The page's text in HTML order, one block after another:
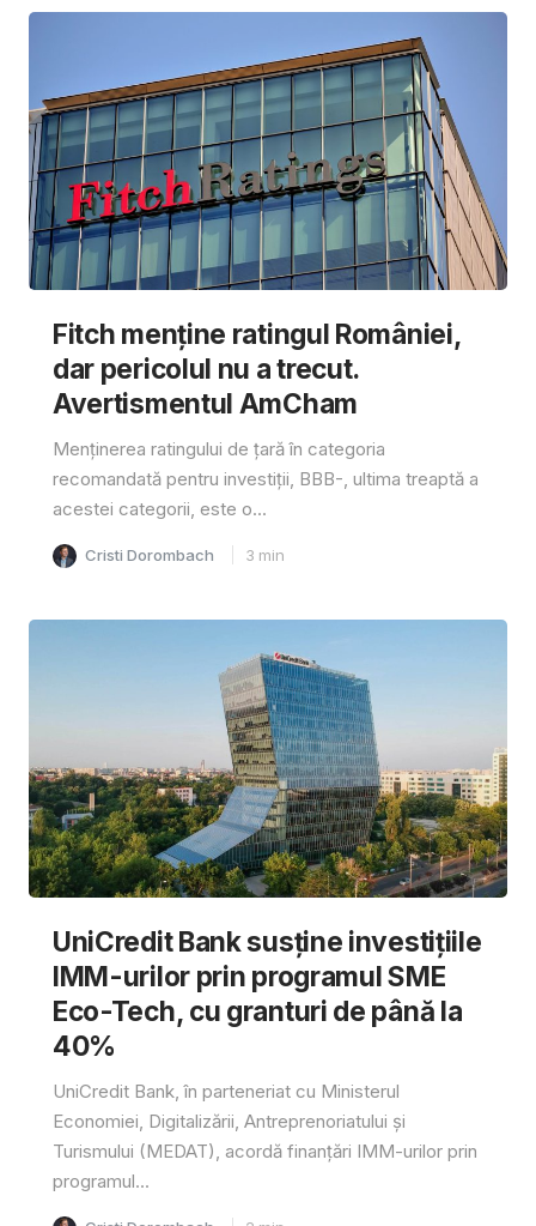
Fitch menține ratingul României,
dar pericolul nu a trecut.
Avertismentul AmCham
Menținerea ratingului de țară în categoria
recomandată pentru investiții, BBB-, ultima treaptă a
acestei categorii, este o...
Cristi Dorombach 3 min
UniCredit Bank susține investițiile
IMM-urilor prin programul SME
Eco-Tech, cu granturi de până la
40%
UniCredit Bank, în parteneriat cu Ministerul
Economiei, Digitalizării, Antreprenoriatului și
Turismului (MEDAT), acordă finanțări IMM-urilor prin
programul...